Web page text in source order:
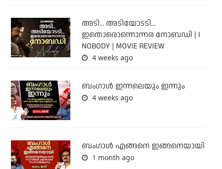
അടി... അടിയോടടി...
ഇതൊരൊന്നൊന്നര നോബഡി | I
NOBODY | MOVIE REVIEW
4 weeks ago
ബംഗാള്‍ ഇന്നലെയും ഇന്നും
4 weeks ago
ബം​ഗാൾ എങ്ങനെ ഇങ്ങനെയായി
1 month ago